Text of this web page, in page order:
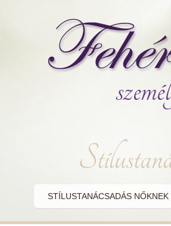
STÍLUSTANÁCSADÁS NŐKNEK